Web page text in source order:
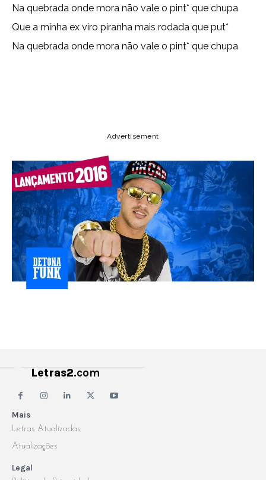
Na quebrada onde mora não vale o pint* que chupa
Que a minha ex viro piranha mais rodada que put*
Na quebrada onde mora não vale o pint* que chupa
Advertisement
Mais
Letras Atualizadas
Atualizações
Legal
Letras2.com